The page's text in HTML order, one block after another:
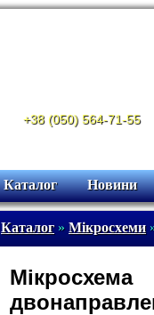
+38 (050) 564-71-55
Каталог Новини
Каталог» Мікросхеми